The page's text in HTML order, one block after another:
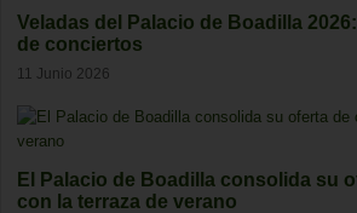
Veladas del Palacio de Boadilla
de conciertos
11 Junio 2026
El Palacio de Boadilla consolida su
con la terraza de verano